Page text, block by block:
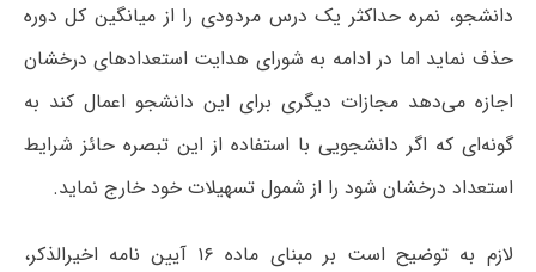
دانشجو، نمره حداکثر یک درس مردودی را از میانگین کل دوره
حذف نماید اما در ادامه به شورای هدایت استعدادهای درخشان
اجازه می‌دهد مجازات دیگری برای این دانشجو اعمال کند به
گونه‌ای که اگر دانشجویی با استفاده از این تبصره حائز شرایط
استعداد درخشان شود را از شمول تسهیلات خود خارج نماید.
لازم به توضیح است بر مبنای ماده ۱۶ آیین نامه اخیرالذکر،